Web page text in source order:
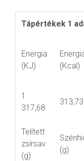
Tápértékek 1
Energia
(KJ)
(Kcal)
1
317,68
313,73
Telített
zsírsav
(g)
(g)